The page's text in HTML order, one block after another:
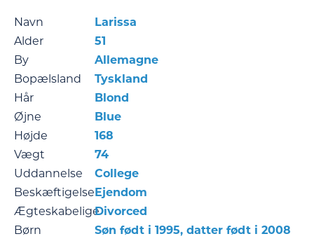
Navn
Larissa
Alder
51
By
Allemagne
Bopælsland
Tyskland
Hår
Blond
Øjne
Blue
Højde
168
Vægt
74
Uddannelse
Сollege
BeskæftigelseEjendom
ÆgteskabeligeDivorced
Børn
Søn født i 1995, datter født i 2008